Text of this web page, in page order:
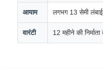
आयाम लगभग 13 सेमी
वारंटी 12 महीने की निर्माता